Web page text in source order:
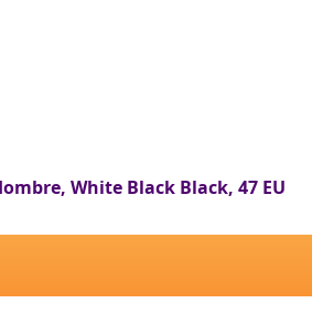
White Black Black, 47 EU